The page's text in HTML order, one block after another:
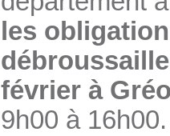
les
février à
9h00 à 16h00.